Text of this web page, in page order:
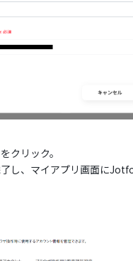
クリック。
し、マイアプリ画面に